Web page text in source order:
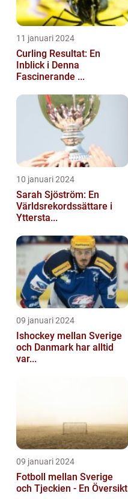
11 januari 2024
Curling Resultat: En
Inblick i Denna
Fascinerande ...
10 januari 2024
Sarah Sjöström: En
Världsrekordssättare i
Yttersta...
09 januari 2024
Ishockey mellan Sverige
och Danmark har alltid
var...
09 januari 2024
Fotboll mellan Sverige
och Tjeckien - En Översikt